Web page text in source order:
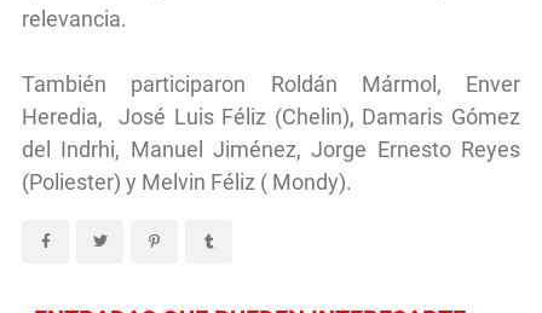
relevancia.
También participaron Roldán Mármol, Enver
Heredia, José Luis Féliz (Chelin), Damaris Gómez
del Indrhi, Manuel Jiménez, Jorge Ernesto Reyes
(Poliester) y Melvin Féliz ( Mondy).